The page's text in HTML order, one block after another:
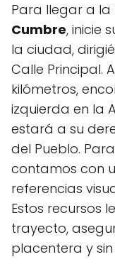
Para llegar a la
Cumbre, inicie
la ciudad,
Calle Principal.
kilómetros,
izquierda en la
estará a su
del Pueblo.
contamos con
referencias
Estos recursos
trayecto,
placentera y